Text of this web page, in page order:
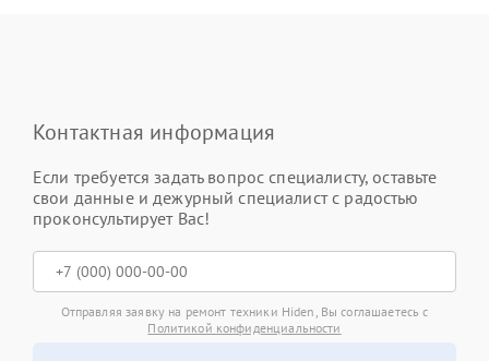
Контактная информация
Если требуется задать вопрос специалисту, оставьте
свои данные и дежурный специалист с радостью
проконсультирует Вас!
Отправляя заявку на ремонт техники Hiden, Вы соглашаетесь с
Политикой конфиденциальности